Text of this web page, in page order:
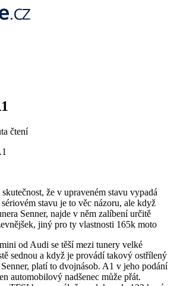
čtení
že v upraveném stavu vypadá
stavu je to věc názoru, ale když
Senner, najde v něm zalíbení určitě
jiný pro ty vlastnosti 165k moto
od Audi se těší mezi tunery velké
sednou a když je provádí takový ostřílený
platí to dvojnásob. A1 v jeho podání
automobilový nadšenec může přát.